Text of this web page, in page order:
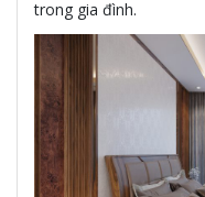
trong gia đình.